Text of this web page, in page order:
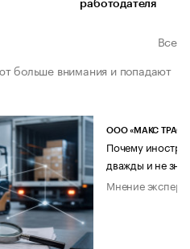
работодателя
Все
больше внимания и попадают
ООО «МАКС ТРАСТ»
Почему
дважды и не
Мнение